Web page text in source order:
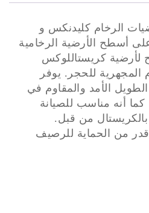
الرخام كليدنكس و
أسطح الأرضية الرخامية
لأرضية كريستاللوكس
للحجر. يوفر
الأمد والمقاوم في
أنه مناسب للصيانة
من قبل.
من الحماية للرصيف